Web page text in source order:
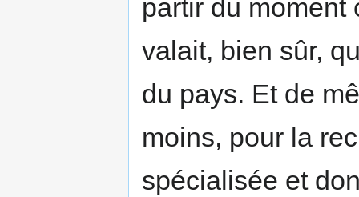
partir du moment
valait, bien sûr,
du pays. Et de
moins, pour la
spécialisée et